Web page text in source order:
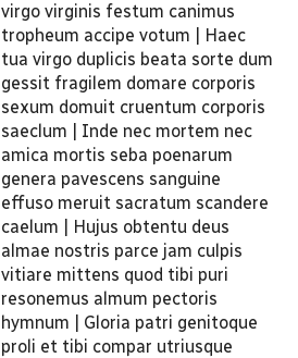
virgo virginis festum canimus
tropheum accipe votum | Haec
tua virgo duplicis beata sorte dum
gessit fragilem domare corporis
sexum domuit cruentum corporis
saeclum | Inde nec mortem nec
amica mortis seba poenarum
genera pavescens sanguine
effuso meruit sacratum scandere
caelum | Hujus obtentu deus
almae nostris parce jam culpis
vitiare mittens quod tibi puri
resonemus almum pectoris
hymnum | Gloria patri genitoque
proli et tibi compar utriusque